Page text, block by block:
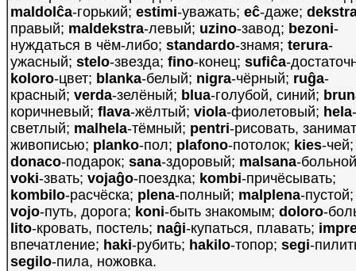
maldolĉa-горький; estimi-уважать; eĉ-даже;
правый; maldekstra-левый; uzino-завод; bezoni-
нуждаться в чём-либо; standardo-знамя; terura-
ужасный; stelo-звезда; fino-конец; sufiĉa-
koloro-цвет; blanka-белый; nigra-чёрный; ruĝa-
красный; verda-зелёный; blua-голубой, синий;
коричневый; flava-жёлтый; viola-фиолетовый; hela-
светлый; malhela-тёмный; pentri-рисовать,
живописью; planko-пол; plafono-потолок; kies-чей;
donaco-подарок; sana-здоровый; malsana-
voki-звать; vojaĝo-поездка; kombi-причёсывать;
kombilo-расчёска; plena-полный; malplena-пустой;
vojo-путь, дорога; koni-быть знакомым; doloro-
lito-кровать, постель; naĝi-купаться, плавать;
впечатление; haki-рубить; hakilo-топор; segi-
segilo-пила, ножовка.